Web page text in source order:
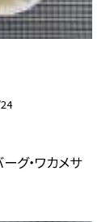
グ・ワカメサ